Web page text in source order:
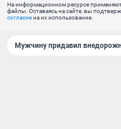
На информационном ресурсе
файлы. Оставаясь на сайте, вы
согласиена их использование.
Мужчину придавил